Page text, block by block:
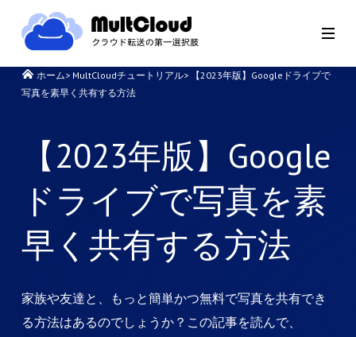
ホーム> MultCloudチュートリアル>
【2023年版】Googleドライブで
写真を素早く共有する方法
【2023年版】Google
ドライブで写真を素
早く共有する方法
家族や友達と、もっと簡単かつ無料で写真を共有でき
る方法はあるのでしょうか？この記事を読んで、